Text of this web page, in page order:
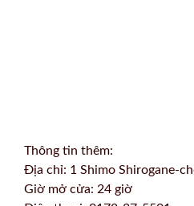
Thông tin thêm:
Địa chỉ: 1 Shimo Shirogane-
Giờ mở cửa: 24 giờ